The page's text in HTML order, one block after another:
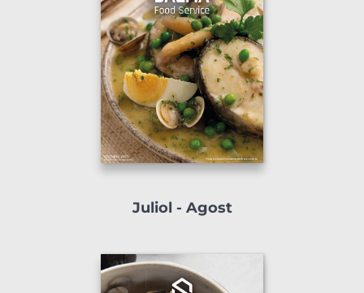
Juliol - Agost